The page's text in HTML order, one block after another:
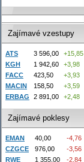
Zajímavé vzestupy
ATS 3 596,00
+15,85
KGH
1 942,60
+3,98
FACC
423,50
+3,93
MACIN
158,50
+3,59
ERBAG
2 891,00 +2,48
Zajímavé poklesy
EMAN 40,00
-4,76
CZGCE
976,00
-3,56
RWE
1 355,00
-2,84